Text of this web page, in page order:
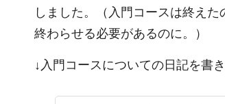
しました。（入門コースは終え
終わらせる必要があるのに。）
↓入門コースについての日記を書